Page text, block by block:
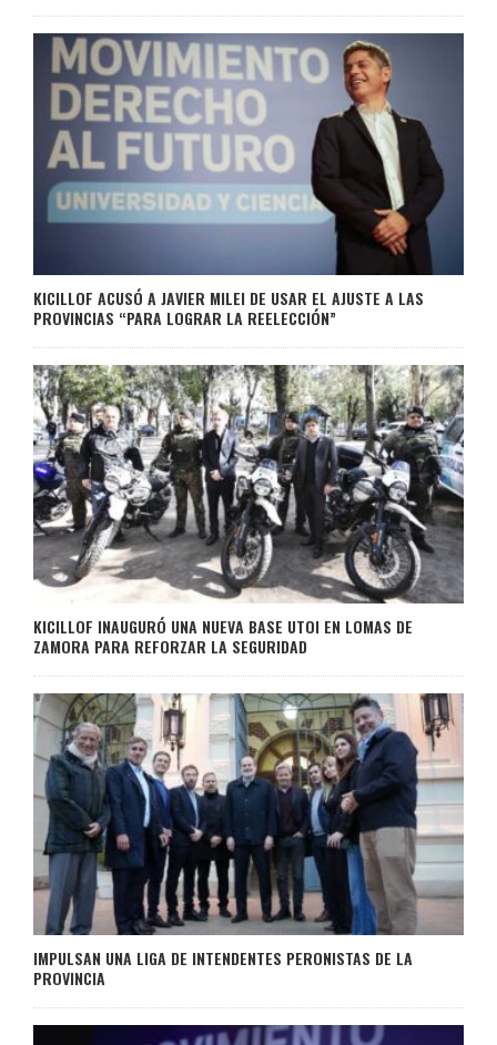
KICILLOF ACUSÓ A JAVIER MILEI DE USAR EL AJUSTE A LAS
PROVINCIAS “PARA LOGRAR LA REELECCIÓN”
KICILLOF INAUGURÓ UNA NUEVA BASE UTOI EN LOMAS DE
ZAMORA PARA REFORZAR LA SEGURIDAD
IMPULSAN UNA LIGA DE INTENDENTES PERONISTAS DE LA
PROVINCIA